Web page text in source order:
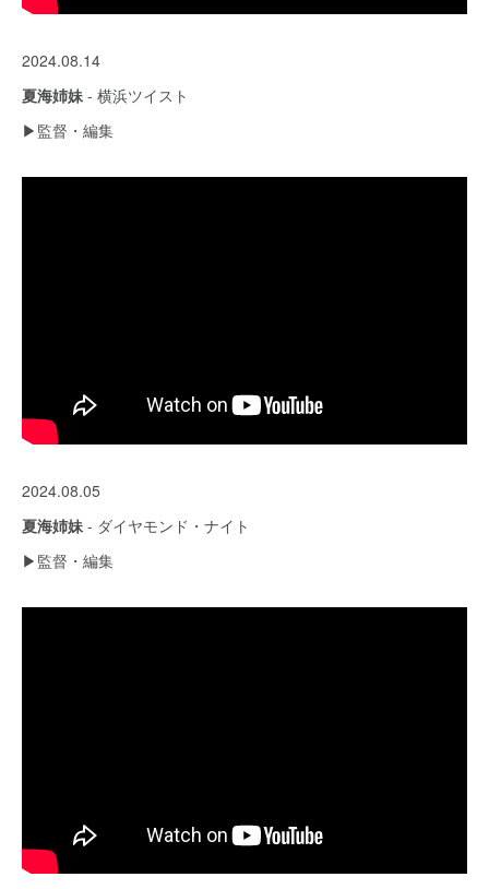
2024.08.14
夏海姉妹 - 横浜ツイスト
▶︎監督・編集
2024.08.05
夏海姉妹 - ダイヤモンド・ナイト
▶︎監督・編集